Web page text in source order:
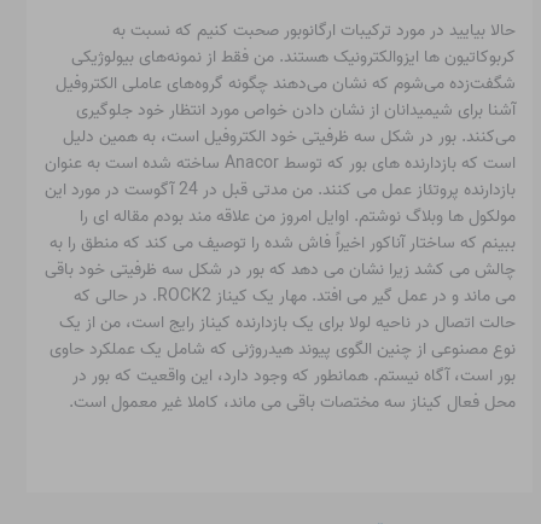
حالا بیایید در مورد ترکیبات ارگانوبور صحبت کنیم که نسبت به
کربوکاتیون ها ایزوالکترونیک هستند. من فقط از نمونه‌های بیولوژیکی
شگفت‌زده می‌شوم که نشان می‌دهند چگونه گروه‌های عاملی الکتروفیل
آشنا برای شیمیدانان از نشان دادن خواص مورد انتظار خود جلوگیری
می‌کنند. بور در شکل سه ظرفیتی خود الکتروفیل است، به همین دلیل
است که بازدارنده های بور که توسط Anacor ساخته شده است به عنوان
بازدارنده پروتئاز عمل می کنند. من مدتی قبل در 24 آگوست در مورد این
مولکول ها وبلاگ نوشتم. اوایل امروز من علاقه مند بودم مقاله ای را
ببینم که ساختار آناکور اخیراً فاش شده را توصیف می کند که منطق را به
چالش می کشد زیرا نشان می دهد که بور در شکل سه ظرفیتی خود باقی
می ماند و در عمل گیر می افتد. مهار یک کیناز ROCK2. در حالی که
حالت اتصال در ناحیه لولا برای یک بازدارنده کیناز رایج است، من از یک
نوع مصنوعی از چنین الگوی پیوند هیدروژنی که شامل یک عملکرد حاوی
بور است، آگاه نیستم. همانطور که وجود دارد، این واقعیت که بور در
محل فعال کیناز سه مختصات باقی می ماند، کاملا غیر معمول است.